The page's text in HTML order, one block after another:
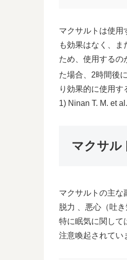
マクサルトは使用
も効果はなく、
ため、使用するの
た場合、2時間後
り効果的に使用す
1) Ninan T. M. et
マクサル
マクサルトの主な
脱力 、悪心（吐
特に眠気に関して
注意喚起されてい